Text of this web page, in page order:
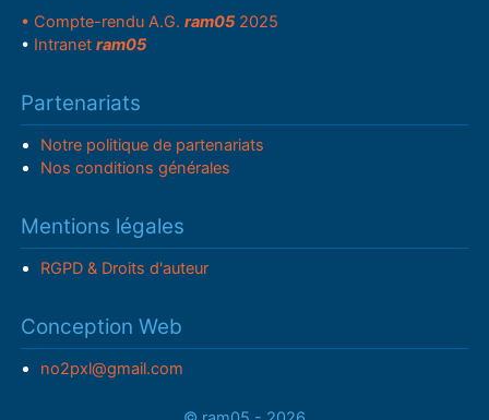
• Compte-rendu A.G.ram05 2025
• Intranetram05
Partenariats
Notre politique de partenariats
Nos conditions générales
Mentions légales
RGPD & Droits d'auteur
Conception Web
no2pxl@gmail.com